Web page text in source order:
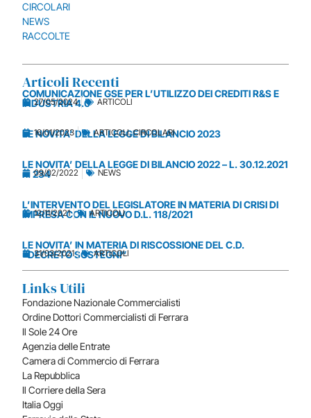
CIRCOLARI
NEWS
RACCOLTE
Articoli Recenti
COMUNICAZIONE GSE PER L’UTILIZZO DEI CREDITI R&S E
INDUSTRIA 4.0
27/05/2024 ARTICOLI
LE NOVITA’ DELLA LEGGE DI BILANCIO 2023
16/01/2023 ARTICOLI,CIRCOLARI
LE NOVITA’ DELLA LEGGE DI BILANCIO 2022 – L. 30.12.2021
n. 234
09/02/2022 NEWS
L’INTERVENTO DEL LEGISLATORE IN MATERIA DI CRISI DI
IMPRESA CON IL NUOVO D.L. 118/2021
12/11/2021 ARTICOLI
LE NOVITA’ IN MATERIA DI RISCOSSIONE DEL C.D.
“DECRETO SOSTEGNI”
31/03/2021 ARTICOLI
Links Utili
Fondazione Nazionale Commercialisti
Ordine Dottori Commercialisti di Ferrara
Il Sole 24 Ore
Agenzia delle Entrate
Camera di Commercio di Ferrara
La Repubblica
Il Corriere della Sera
Italia Oggi